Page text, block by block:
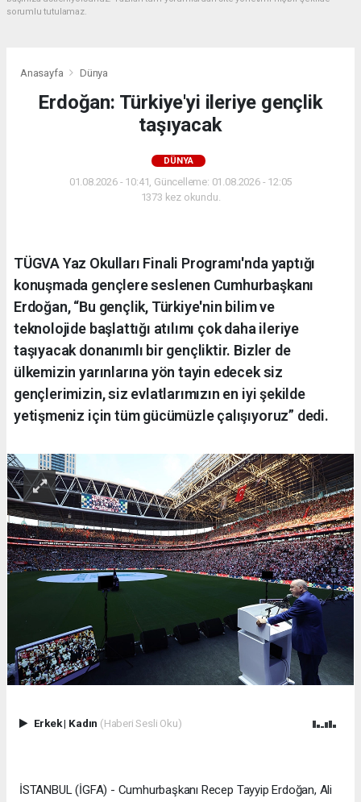
sorumlu tutulamaz.
Anasayfa Dünya
Erdoğan: Türkiye'yi ileriye gençlik
taşıyacak
DÜNYA
01.08.2026 - 10:41, Güncelleme: 01.08.2026 - 12:05
1373 kez okundu.
TÜGVA Yaz Okulları Finali Programı'nda yaptığı
konuşmada gençlere seslenen Cumhurbaşkanı
Erdoğan, “Bu gençlik, Türkiye'nin bilim ve
teknolojide başlattığı atılımı çok daha ileriye
taşıyacak donanımlı bir gençliktir. Bizler de
ülkemizin yarınlarına yön tayin edecek siz
gençlerimizin, siz evlatlarımızın en iyi şekilde
yetişmeniz için tüm gücümüzle çalışıyoruz” dedi.
Erkek| Kadın (Haberi Sesli Oku)
İSTANBUL (İGFA) - Cumhurbaşkanı Recep Tayyip Erdoğan, Ali